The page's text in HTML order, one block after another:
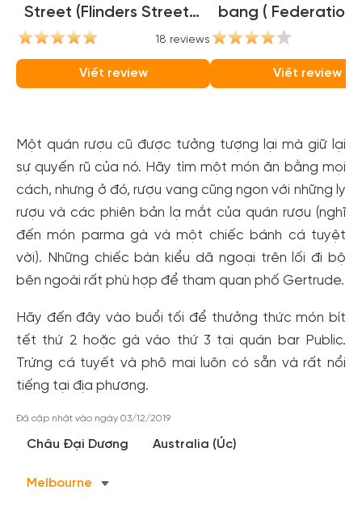
Street (Flinders Street
Station)
18 reviews
Viết review
bang ( Federation
Square )
Viết review
Một quán rượu cũ được tưởng tượng lại mà giữ lại
sự quyến rũ của nó. Hãy tìm một món ăn bằng mọi
cách, nhưng ở đó, rượu vang cũng ngon với những ly
rượu và các phiên bản lạ mắt của quán rượu (nghĩ
đến món parma gà và một chiếc bánh cá tuyệt
vời). Những chiếc bàn kiểu dã ngoại trên lối đi bộ
bên ngoài rất phù hợp để tham quan phố Gertrude.
Hãy đến đây vào buổi tối để thưởng thức món bít
tết thứ 2 hoặc gà vào thứ 3 tại quán bar Public.
Trứng cá tuyết và phô mai luôn có sẵn và rất nổi
tiếng tại địa phương.
Đã cập nhật vào ngày 03/12/2019
Châu Đại Dương Australia (Úc)
Melbourne
Tạo tài khoản nhanh - nhận nhiều ưu
Tạo tài khoản để có thể nhận ngay các ưu đãi
dành cho thành viên đến từ các đối tác của Gody.vn dành